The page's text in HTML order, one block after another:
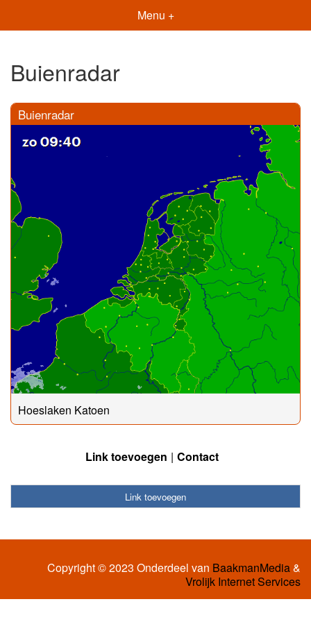
Menu +
Buienradar
Buienradar
Hoeslaken Katoen
Link toevoegen Contact
Link toevoegen
Copyright © 2023 Onderdeel van BaakmanMedia&
Vrolijk Internet Services